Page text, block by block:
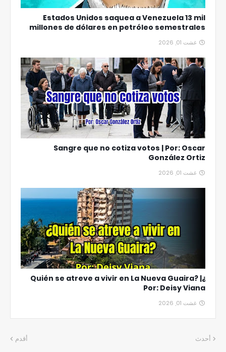
Estados Unidos saquea a Venezuela 13 mil
millones de dólares en petróleo semestrales
غشت 01, 2026
Sangre que no cotiza votos | Por: Oscar
González Ortiz
غشت 01, 2026
¿Quién se atreve a vivir en La Nueva Guaira? |
Por: Deisy Viana
غشت 01, 2026
أحدث أقدم